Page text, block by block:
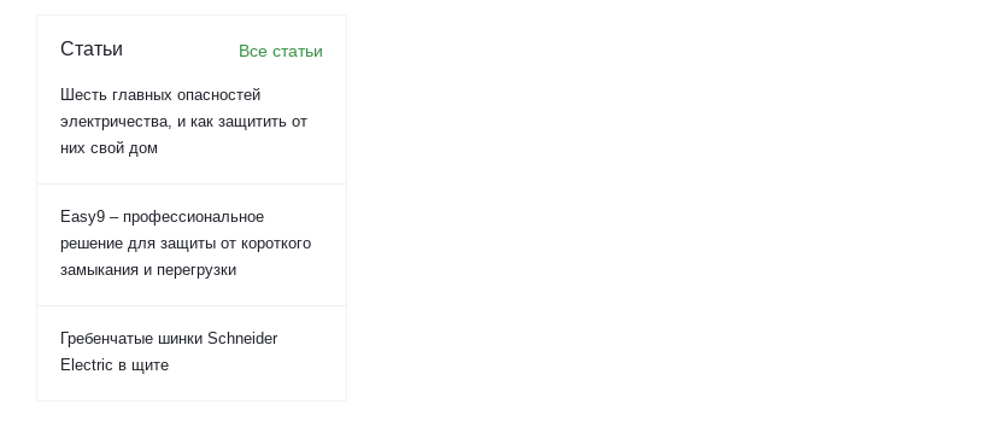
Статьи Все статьи
Шесть главных опасностей
электричества, и как защитить от
них свой дом
Easy9 – профессиональное
решение для защиты от короткого
замыкания и перегрузки
Гребенчатые шинки Schneider
Electric в щите